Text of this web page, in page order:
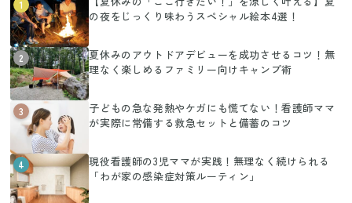
1
の夜をじっくり味わうスペシャル絵本4選！
2
夏休みのアウトドアデビューを成功させるコツ！無
理なく楽しめるファミリー向けキャンプ術
3
子どもの急な発熱やケガにも慌てない！看護師ママ
が実際に常備する救急セットと備蓄のコツ
4
現役看護師の3児ママが実践！無理なく続けられる
「わが家の感染症対策ルーティン」